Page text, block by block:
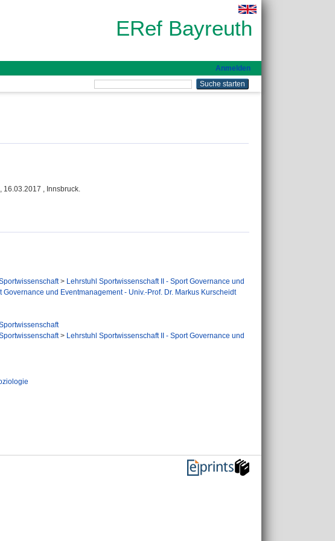
ERef Bayreuth
Anmelden
16.03.2017 , Innsbruck.
> Lehrstuhl Sportwissenschaft II - Sport Governance und
Governance und Eventmanagement - Univ.-Prof. Dr. Markus Kurscheidt
> Lehrstuhl Sportwissenschaft II - Sport Governance und